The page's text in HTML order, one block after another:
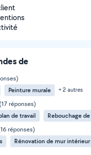
de
Peinture murale + 2 autres
(17 réponses)
de travail
Rebouchage
réponses)
Rénovation de mur intérieur